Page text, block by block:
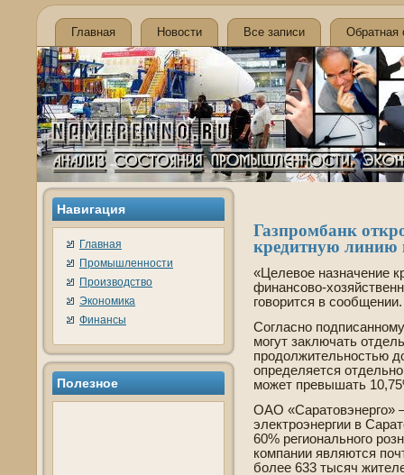
Главная Новости Все записи Обратная
Навигация
Главная
Промышленности
Производство
Экономика
Финансы
Полезное
Газпромбанк
кредитную линию
«Целевое назначение
финансово-
говорится в сообщении.
Согласно
могут заключать
продолжительностью
опреде­ляется
может превышать
ОАО «Саратовэнерго»
электроэнергии в
60% регионального
компании являются
более 633 тысяч